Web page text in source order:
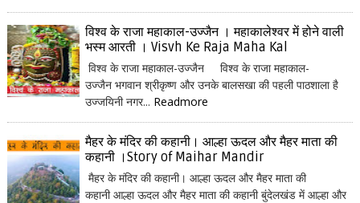
विश्व के राजा महाकाल-उज्जैन । महाकालेश्वर में होने वाली
भस्म आरती । Visvh Ke Raja Maha Kal
विश्व के राजा महाकाल-उज्जैन विश्व के राजा महाकाल-
उज्जैन भगवान श्रीकृष्ण और उनके बालसखा की पहली पाठशाला है
उज्जयिनी नगर... Readmore
मैहर के मंदिर की कहानी। आल्हा ऊदल और मैहर माता की
कहानी ।Story of Maihar Mandir
मैहर के मंदिर की कहानी। आल्हा ऊदल और मैहर माता की
कहानी आल्हा ऊदल और मैहर माता की कहानी बुंदेलखंड में आल्हा और